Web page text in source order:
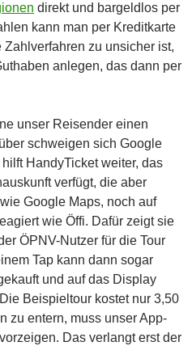
direkt und bargeldlos per
kann man per Kreditkarte
zu unsicher ist,
anlegen, das dann per
unser Reisender einen
schweigen sich Google
HandyTicket weiter, das
verfügt, die aber
Google Maps, noch auf
wie Öffi. Dafür zeigt sie
ÖPNV-Nutzer für die Tour
Tap kann dann sogar
und auf das Display
Beispieltour kostet nur 3,50
zu entern, muss unser App-
Das verlangt erst der